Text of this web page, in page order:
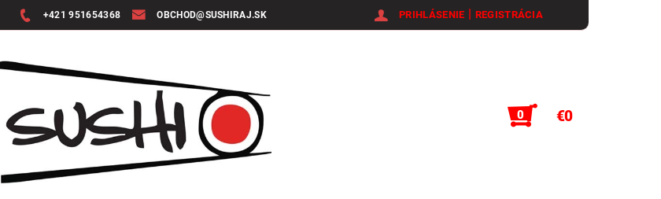
+421 951654368 OBCHOD@SUSHIRAJ.SK PRIHLÁSENIE | REGISTRÁCIA
0 €0